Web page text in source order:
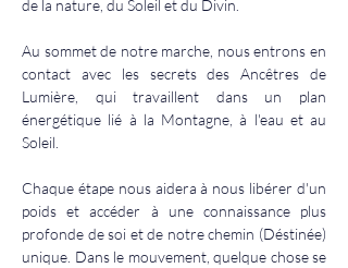
de la nature, du Soleil et du Divin.
Au sommet de notre marche, nous entrons en
contact avec les secrets des Ancêtres de
Lumière, qui travaillent dans un plan
énergétique lié à la Montagne, à l'eau et au
Soleil.
Chaque étape nous aidera à nous libérer d'un
poids et accéder à une connaissance plus
profonde de soi et de notre chemin (Déstinée)
unique. Dans le mouvement, quelque chose se